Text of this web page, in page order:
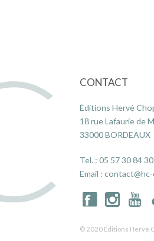
CONTACT
Éditions Hervé
18 rue Lafaurie de
33000 BORDEAUX
Tel. : 05 57 30 84 30
Email :
© 2020 Éditions Hervé